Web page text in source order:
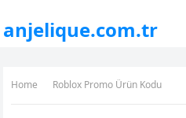
anjelique.com.tr
Home Roblox Promo Ürün Kodu